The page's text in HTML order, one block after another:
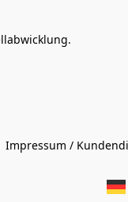
Impressum /